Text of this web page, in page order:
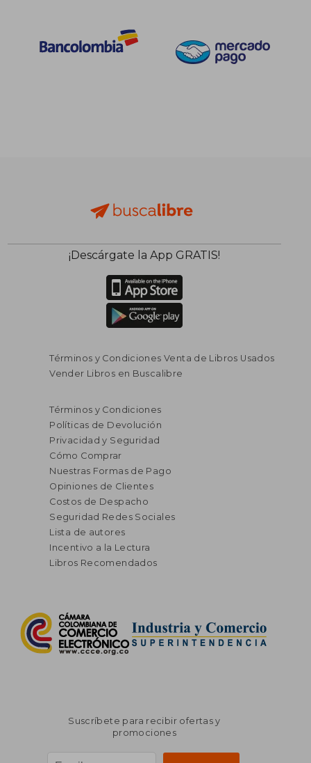
¡Descárgate la App GRATIS!
Términos y Condiciones Venta de Libros Usados
Vender Libros en Buscalibre
Términos y Condiciones
Políticas de Devolución
Privacidad y Seguridad
Cómo Comprar
Nuestras Formas de Pago
Opiniones de Clientes
Costos de Despacho
Seguridad Redes Sociales
Lista de autores
Incentivo a la Lectura
Libros Recomendados
Suscríbete para recibir ofertas y
promociones